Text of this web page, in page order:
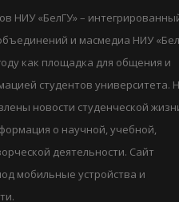
НИУ «БелГУ» –
и масмедиа НИУ
как площадка для общения и
студентов университета.
новости студенческой
о научной, учебной,
деятельности. Сайт
мобильные устройства и